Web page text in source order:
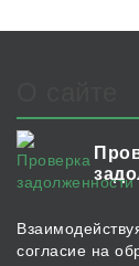
согласие на